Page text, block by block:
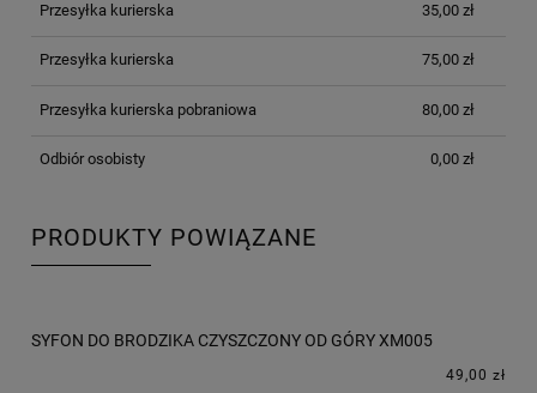
Przesyłka kurierska 35,00 zł
Przesyłka kurierska 75,00 zł
Przesyłka kurierska pobraniowa 80,00 zł
Odbiór osobisty 0,00 zł
PRODUKTY POWIĄZANE
SYFON DO BRODZIKA CZYSZCZONY OD GÓRY XM005
49,00 zł